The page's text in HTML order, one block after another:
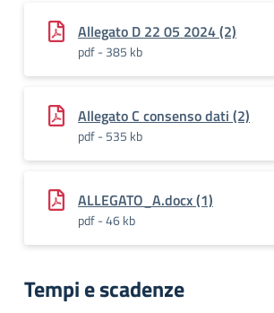
Allegato D 22 05 2024 (2)
pdf - 385 kb
Allegato C consenso dati (2)
pdf - 535 kb
ALLEGATO_A.docx (1)
pdf - 46 kb
Tempi e scadenze